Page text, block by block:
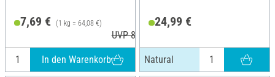
7,69 € (1 kg = 64,08 €)
UVP 8,90 €
In den Warenkorb
24,99 €
Natural